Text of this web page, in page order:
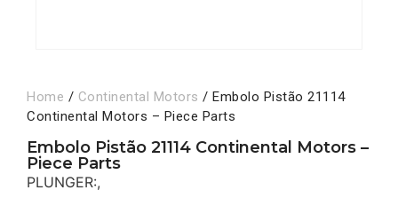
Home / Continental Motors / Embolo Pistão 21114
Continental Motors – Piece Parts
Embolo Pistão 21114 Continental Motors –
Piece Parts
PLUNGER:,